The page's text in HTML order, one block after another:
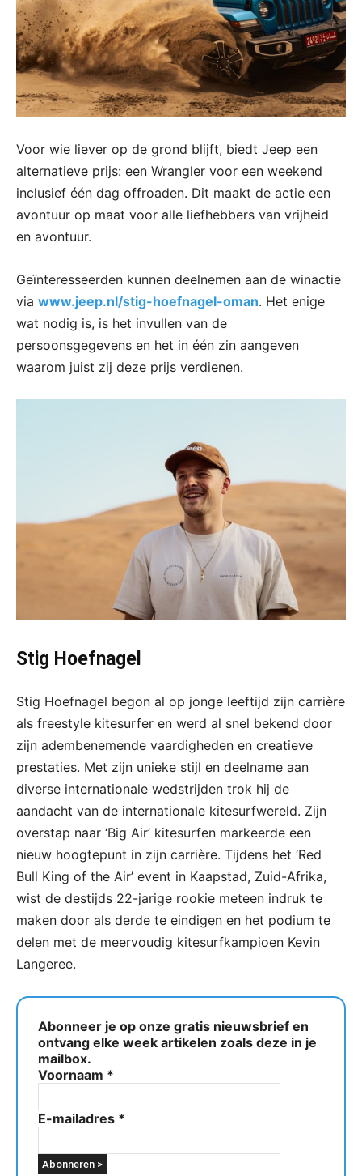
Voor wie liever op de grond blijft, biedt Jeep een
alternatieve prijs: een Wrangler voor een weekend
inclusief één dag offroaden. Dit maakt de actie een
avontuur op maat voor alle liefhebbers van vrijheid
en avontuur.
Geïnteresseerden kunnen deelnemen aan de winactie
via www.jeep.nl/stig-hoefnagel-oman. Het enige
wat nodig is, is het invullen van de
persoonsgegevens en het in één zin aangeven
waarom juist zij deze prijs verdienen.
Stig Hoefnagel
Stig Hoefnagel begon al op jonge leeftijd zijn carrière
als freestyle kitesurfer en werd al snel bekend door
zijn adembenemende vaardigheden en creatieve
prestaties. Met zijn unieke stijl en deelname aan
diverse internationale wedstrijden trok hij de
aandacht van de internationale kitesurfwereld. Zijn
overstap naar ‘Big Air’ kitesurfen markeerde een
nieuw hoogtepunt in zijn carrière. Tijdens het ‘Red
Bull King of the Air’ event in Kaapstad, Zuid-Afrika,
wist de destijds 22-jarige rookie meteen indruk te
maken door als derde te eindigen en het podium te
delen met de meervoudig kitesurfkampioen Kevin
Langeree.
Abonneer je op onze gratis nieuwsbrief en
ontvang elke week artikelen zoals deze in je
mailbox.
Voornaam *
E-mailadres *